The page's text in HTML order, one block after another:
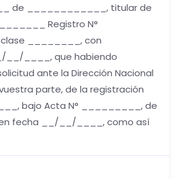
de ____________, titular de
Registro N°
________, con
__/____, que habiendo
ante la Dirección Nacional
parte, de la registración
bajo Acta N° _________, de
fecha __/__/____, como así